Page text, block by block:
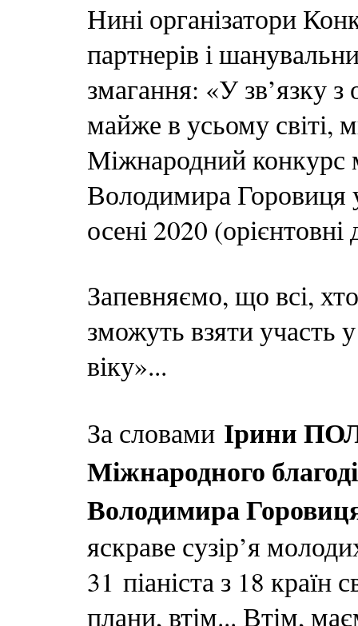
Нині організатори
партнерів і
змагання: «У зв’язку з
майже в усьому
Міжнародний конкурс
Володимира Горовиця
осені 2020
Запевняємо, що всі,
зможуть взяти участь
віку»...
За словами Ірини
Міжнародного
Володимира
яскраве сузір’я
31 піаніста з 18 країн
плани, втім... Втім,